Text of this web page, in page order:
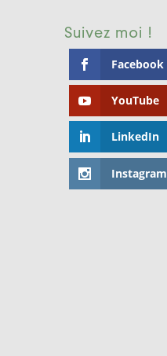
Suivez moi !
Facebook
YouTube
LinkedIn
Instagram